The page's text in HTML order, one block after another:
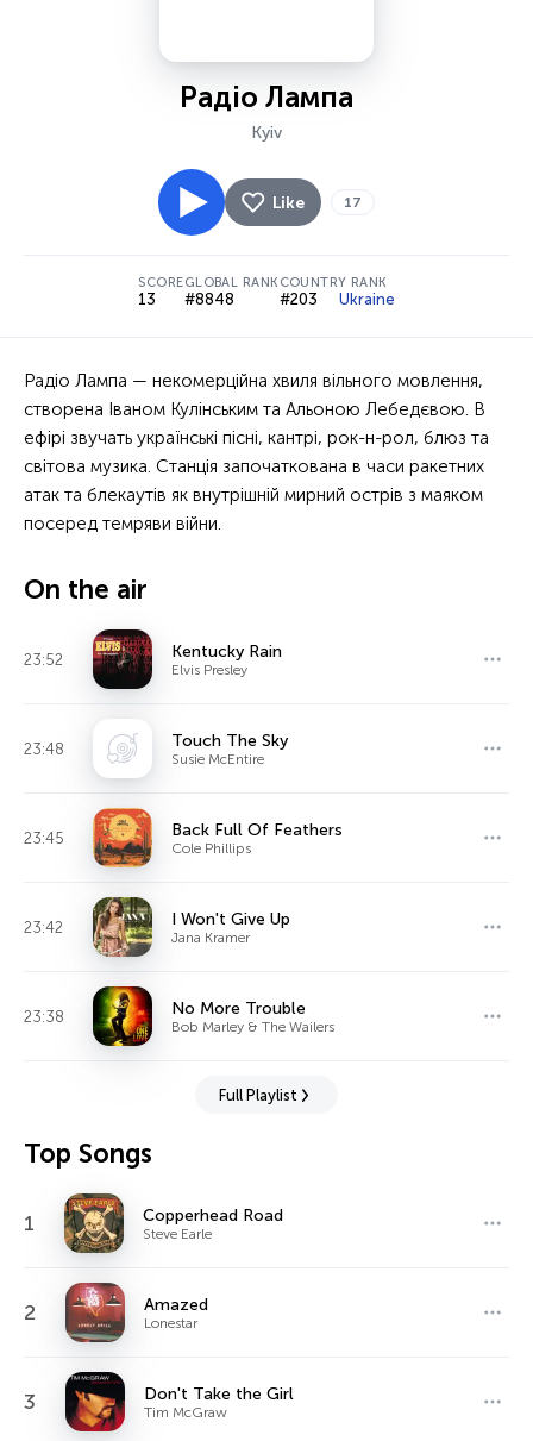
Радіо Лампа
Kyiv
Like 17
SCORE
13
GLOBAL RANK
#8848
COUNTRY RANK
#203 Ukraine
Радіо Лампа — некомерційна хвиля вільного мовлення,
створена Іваном Кулінським та Альоною Лебедєвою. В
ефірі звучать українські пісні, кантрі, рок-н-рол, блюз та
світова музика. Станція започаткована в часи ракетних
атак та блекаутів як внутрішній мирний острів з маяком
посеред темряви війни.
On the air
23:52 Kentucky Rain
Elvis Presley
23:48 Touch The Sky
Susie McEntire
23:45 Back Full Of Feathers
Cole Phillips
23:42 I Won't Give Up
Jana Kramer
23:38 No More Trouble
Bob Marley & The Wailers
Full Playlist
Top Songs
1 Copperhead Road
Steve Earle
2 Amazed
Lonestar
3 Don't Take the Girl
Tim McGraw